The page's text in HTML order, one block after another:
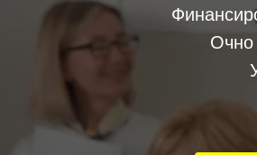
Очно